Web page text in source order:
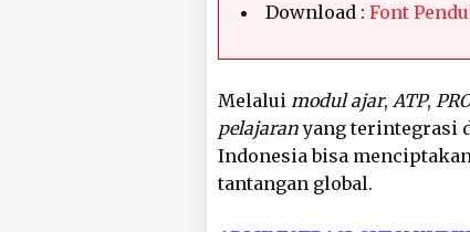
Download : Font
Melalui modul ajar, ATP,
pelajaranyang terintegrasi
Indonesia bisa
tantangan global.